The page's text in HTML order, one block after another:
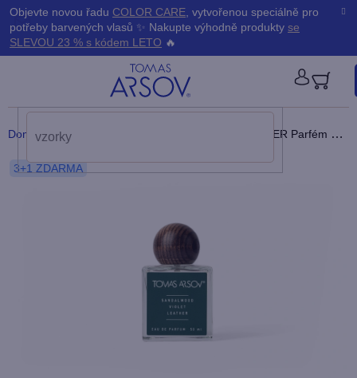
Přejít
na
obsah
Objevte novou řadu COLOR CARE, vytvořenou speciálně pro
potřeby barvených vlasů ✨ Nakupte výhodně produkty se
SLEVOU 23 % s kódem LETO 🔥
Domů / Parfémy SANDALWOOD VIOLET LEATHER Parfém
3+1 ZDARMA
K
o
k
Zpět
Zpět